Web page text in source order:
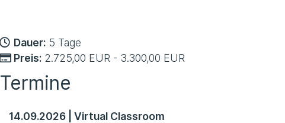
Dauer: 5 Tage
Preis: 2.725,00 EUR - 3.300,00 EUR
Termine
14.09.2026
Virtual Classroom